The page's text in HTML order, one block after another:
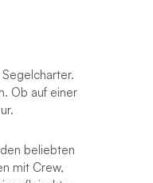
Ob auf einer
beliebten
mit Crew,